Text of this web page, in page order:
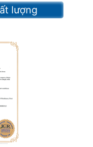
lượng